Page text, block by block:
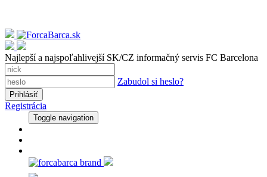
Najlepší a najspoľahlivejší SK/CZ informačný servis FC Barcelona
Zabudol si heslo?
Registrácia
Toggle navigation